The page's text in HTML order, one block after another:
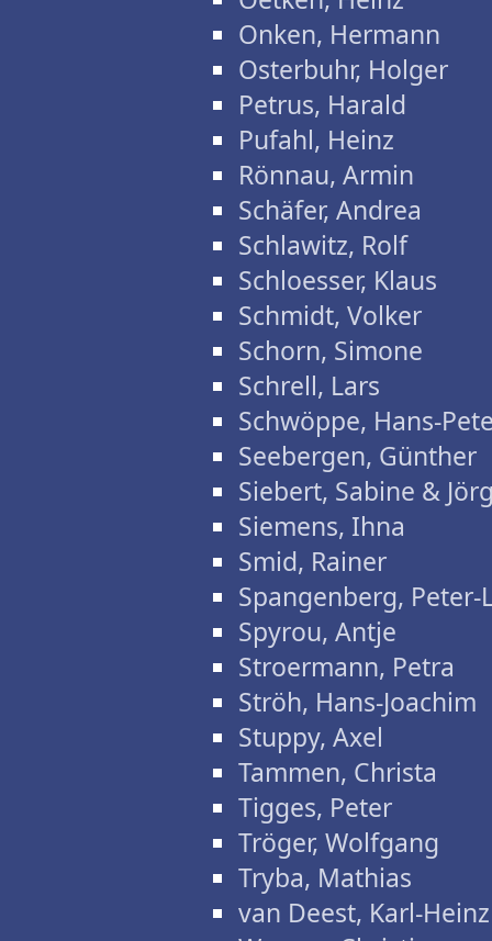
Onken, Hermann
Osterbuhr, Holger
Petrus, Harald
Pufahl, Heinz
Rönnau, Armin
Schäfer, Andrea
Schlawitz, Rolf
Schloesser, Klaus
Schmidt, Volker
Schorn, Simone
Schrell, Lars
Schwöppe, Hans-
Seebergen, Günther
Siebert, Sabine &
Siemens, Ihna
Smid, Rainer
Spangenberg, Peter-
Spyrou, Antje
Stroermann, Petra
Ströh, Hans-Joachim
Stuppy, Axel
Tammen, Christa
Tigges, Peter
Tröger, Wolfgang
Tryba, Mathias
van Deest, Karl-Heinz